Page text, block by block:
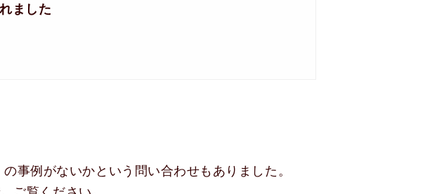
ました
事例がないかという問い合わせもありました。